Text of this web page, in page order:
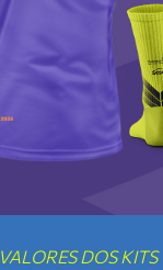
VALORES DOS KITS